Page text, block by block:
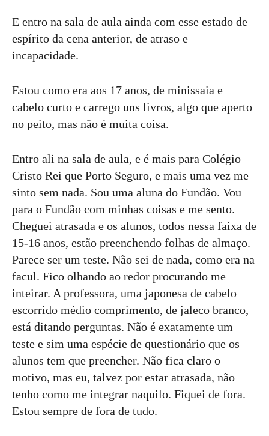
E entro na sala de aula ainda com esse estado de
espírito da cena anterior, de atraso e
incapacidade.
Estou como era aos 17 anos, de minissaia e
cabelo curto e carrego uns livros, algo que aperto
no peito, mas não é muita coisa.
Entro ali na sala de aula, e é mais para Colégio
Cristo Rei que Porto Seguro, e mais uma vez me
sinto sem nada. Sou uma aluna do Fundão. Vou
para o Fundão com minhas coisas e me sento.
Cheguei atrasada e os alunos, todos nessa faixa de
15-16 anos, estão preenchendo folhas de almaço.
Parece ser um teste. Não sei de nada, como era na
facul. Fico olhando ao redor procurando me
inteirar. A professora, uma japonesa de cabelo
escorrido médio comprimento, de jaleco branco,
está ditando perguntas. Não é exatamente um
teste e sim uma espécie de questionário que os
alunos tem que preencher. Não fica claro o
motivo, mas eu, talvez por estar atrasada, não
tenho como me integrar naquilo. Fiquei de fora.
Estou sempre de fora de tudo.